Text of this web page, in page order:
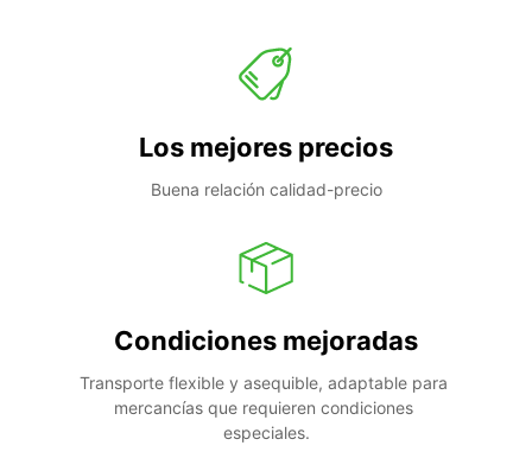
Los mejores precios
Buena relación calidad-precio
Condiciones mejoradas
Transporte flexible y asequible, adaptable para
mercancías que requieren condiciones
especiales.